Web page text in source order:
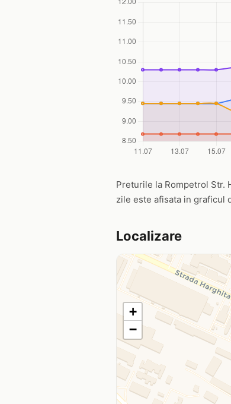
Preturile la Rompetrol Str.
zile este afisata in graficul
Localizare
+
−